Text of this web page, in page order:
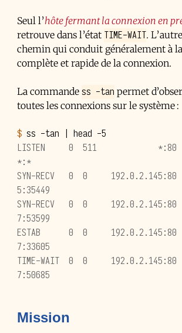
Seul l’hôte fermant la connexion en
retrouve dans l’état TIME-WAIT.
chemin qui conduit généralement à
complète et rapide de la connexion.
La commande ss -tan permet
toutes les connexions sur le système :
$ ss -tan | head
LISTEN     0  511
*:*
SYN-RECV   0  0
5:35449
SYN-RECV   0  0
7:53599
ESTAB      0  0     192.0.2.145:80
7:33605
TIME-WAIT  0  0
7:50685
Mission